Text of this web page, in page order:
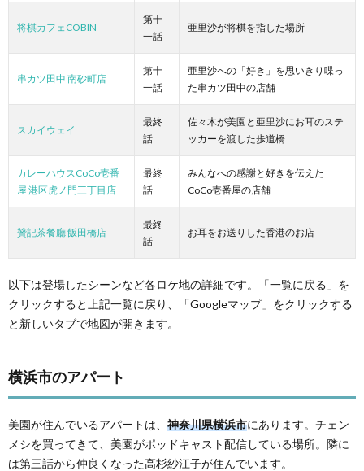
将棋カフェCOBIN
第十
一話
亜里沙が将棋を指した場所
串カツ田中 南砂町店
第十
一話
亜里沙への「好き」を思いきり喋っ
た串カツ田中の店舗
スカイウェイ
最終
話
佐々木が美園と亜里沙にお耳のステ
ッカーを渡した歩道橋
カレーハウスCoCo壱番
屋 港区虎ノ門三丁目店
最終
話
みんなへの感謝と好きを伝えた
CoCo壱番屋の店舗
贊記茶餐廳 飯田橋店
最終
話
お耳をお送りした香港のお店
以下は登場したシーンなど各ロケ地の詳細です。「一覧に戻る」を
クリックすると上記一覧に戻り、「Googleマップ」をクリックする
と新しいタブで地図が開きます。
横浜市のアパート
美園が住んでいるアパートは、 神奈川県横浜市にあります。チェン
メシを買ってきて、美園がポッドキャスト配信している場所。隣に
は第三話から仲良くなった高杉紗江子が住んでいます。